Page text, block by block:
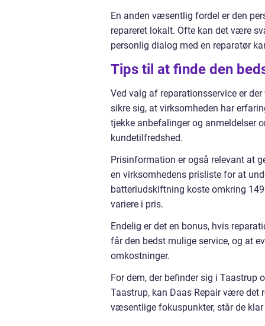
En anden væsentlig fordel er den
repareret lokalt. Ofte kan det være
personlig dialog med en reparatør
Tips til at finde den
Ved valg af reparationsservice er
sikre sig, at virksomheden har
tjekke anbefalinger og anmeldelser
kundetilfredshed.
Prisinformation er også relevant at
en virksomhedens prisliste for at
batteriudskiftning koste omkring
variere i pris.
Endelig er det en bonus, hvis
får den bedst mulige service, og at
omkostninger.
For dem, der befinder sig i
Taastrup, kan Daas Repair være det
væsentlige fokuspunkter, står de